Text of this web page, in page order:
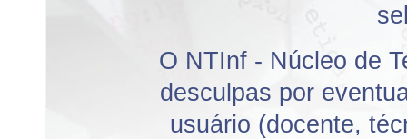
O NTInf - Núcleo de
desculpas por
usuário (docente,